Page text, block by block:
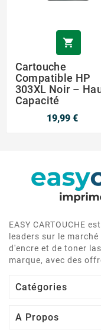

Cartouche
Compatible HP
303XL Noir –
Capacité
19,99 €
EASY CARTOUCHE
leaders sur le
d'encre et de toner
marque, avec des
Catégories
A Propos